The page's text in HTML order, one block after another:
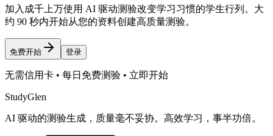
加入成千上万使用 AI 驱动测验改变学习习惯的学生行列。大
约 90 秒内开始从您的资料创建高质量测验。
免费开始 登录
无需信用卡 • 每日免费测验 • 立即开始
StudyGlen
AI 驱动的测验生成，质量毫不妥协。高效学习，事半功倍。